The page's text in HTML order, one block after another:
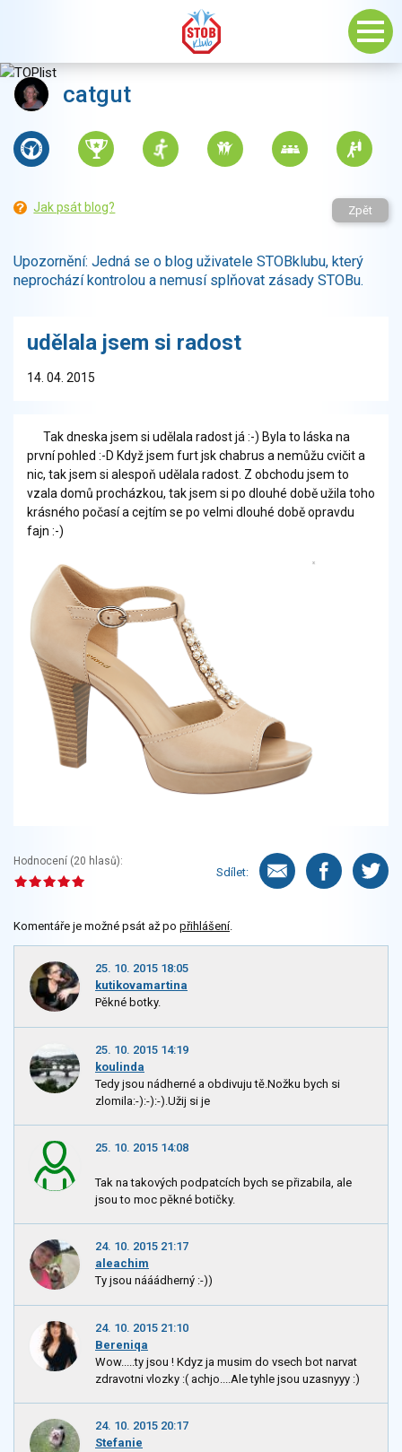
catgut
Jak psát blog? Zpět
Upozornění: Jedná se o blog uživatele STOBklubu, který
neprochází kontrolou a nemusí splňovat zásady STOBu.
udělala jsem si radost
14. 04. 2015
Tak dneska jsem si udělala radost já :-) Byla to láska na
první pohled :-D Když jsem furt jsk chabrus a nemůžu cvičit a
nic, tak jsem si alespoň udělala radost. Z obchodu jsem to
vzala domů procházkou, tak jsem si po dlouhé době užila toho
krásného počasí a cejtím se po velmi dlouhé době opravdu
fajn :-)
Hodnocení (20 hlasů):
Sdílet:
Komentáře je možné psát až po přihlášení.
25. 10. 2015 18:05
kutikovamartina
Pěkné botky.
25. 10. 2015 14:19
koulinda
Tedy jsou nádherné a obdivuju tě.Nožku bych si
zlomila:-):-):-).Užij si je
25. 10. 2015 14:08
Tak na takových podpatcích bych se přizabila, ale
jsou to moc pěkné botičky.
24. 10. 2015 21:17
aleachim
Ty jsou nááádherný :-))
24. 10. 2015 21:10
Bereniqa
Wow.....ty jsou ! Kdyz ja musim do vsech bot narvat
zdravotni vlozky :( achjo....Ale tyhle jsou uzasnyyy :)
24. 10. 2015 20:17
Stefanie